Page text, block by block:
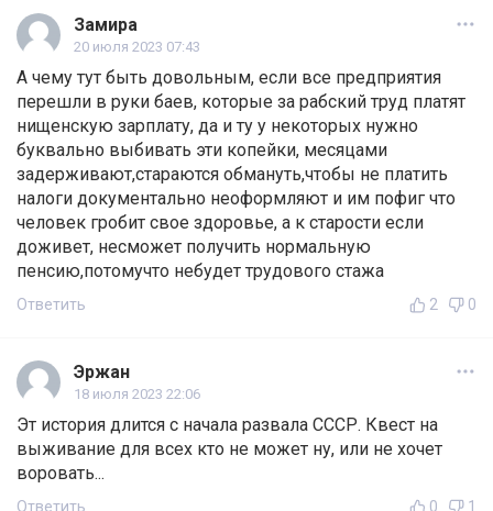
Замира
20 июля 2023 07:43
А чему тут быть довольным, если все предприятия
перешли в руки баев, которые за рабский труд платят
нищенскую зарплату, да и ту у некоторых нужно
буквально выбивать эти копейки, месяцами
задерживают,стараются обмануть,чтобы не платить
налоги документально неоформляют и им пофиг что
человек гробит свое здоровье, а к старости если
доживет, несможет получить нормальную
пенсию,потомучто небудет трудового стажа
Ответить 2 0
Эржан
18 июля 2023 22:06
Эт история длится с начала развала СССР. Квест на
выживание для всех кто не может ну, или не хочет
воровать...
Ответить 0 1